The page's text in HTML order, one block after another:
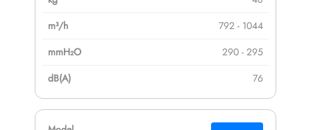
792 - 1044
290 - 295
76